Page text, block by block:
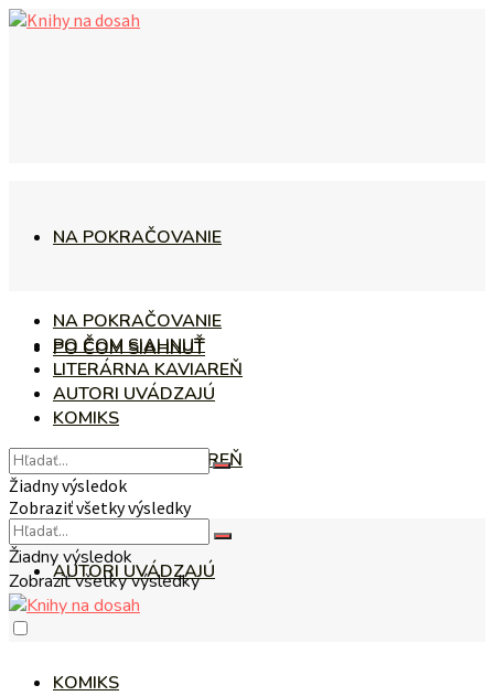
NA POKRAČOVANIE
PO ČOM SIAHNUŤ
LITERÁRNA KAVIAREŇ
AUTORI UVÁDZAJÚ
KOMIKS
NA POKRAČOVANIE
PO ČOM SIAHNUŤ
LITERÁRNA KAVIAREŇ
AUTORI UVÁDZAJÚ
KOMIKS
Žiadny výsledok
Zobraziť všetky výsledky
Žiadny výsledok
Zobraziť všetky výsledky